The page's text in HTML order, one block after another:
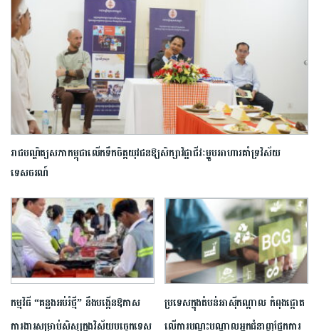
រាជបណ្ឌិត្យសភាកម្ពុជាលើកទឹកចិត្តយុវជនឱ្យសិក្សាវិជ្ជាជីវៈម្ហូបអាហារគាំទ្រវិស័យ
ទេសចរណ៍
កម្មវិធី “គន្លងអប់រំថ្មី” នឹងបង្កើនឱកាស
ការងារសម្រាប់សិស្សក្នុងវិស័យបច្ចេកទេស
ប្រទេសក្នុងតំបន់អាស៊ីកណ្ដាល កំពុងផ្ដោត
លើការបណ្ដុះបណ្ដាលអ្នកជំនាញផ្នែកការ